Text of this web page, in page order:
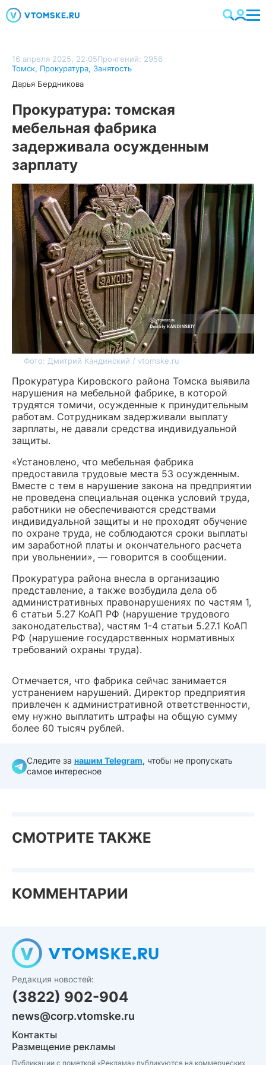
16 апреля 2025, 22:05Прочтений: 2956
Томск, Прокуратура, Занятость
Дарья Бердникова
Прокуратура: томская
мебельная фабрика
задерживала осужденным
зарплату
Фото: Дмитрий Кандинский / vtomske.ru
Прокуратура Кировского района Томска выявила
нарушения на мебельной фабрике, в которой
трудятся томичи, осужденные к принудительным
работам. Сотрудникам задерживали выплату
зарплаты, не давали средства индивидуальной
защиты.
«Установлено, что мебельная фабрика
предоставила трудовые места 53 осужденным.
Вместе с тем в нарушение закона на предприятии
не проведена специальная оценка условий труда,
работники не обеспечиваются средствами
индивидуальной защиты и не проходят обучение
по охране труда, не соблюдаются сроки выплаты
им заработной платы и окончательного расчета
при увольнении», — говорится в сообщении.
Прокуратура района внесла в организацию
представление, а также возбудила дела об
административных правонарушениях по частям 1,
6 статьи 5.27 КоАП РФ (нарушение трудового
законодательства), частям 1-4 статьи 5.27.1 КоАП
РФ (нарушение государственных нормативных
требований охраны труда).
Отмечается, что фабрика сейчас занимается
устранением нарушений. Директор предприятия
привлечен к административной ответственности,
ему нужно выплатить штрафы на общую сумму
более 60 тысяч рублей.
Следите за нашим Telegram, чтобы не пропускать
самое интересное
СМОТРИТЕ ТАКЖЕ
КОММЕНТАРИИ
Редакция новостей:
(3822) 902-904
news@corp.vtomske.ru
Контакты
Размещение рекламы
Публикации с пометкой «Реклама» публикуются на коммерческих